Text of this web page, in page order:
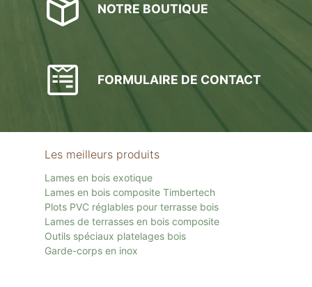
NOTRE BOUTIQUE
FORMULAIRE DE CONTACT
Les meilleurs produits
Lames en bois exotique
Lames en bois composite Timbertech
Plots PVC réglables pour terrasse bois
Lames de terrasses en bois composite
Outils spéciaux platelages bois
Garde-corps en inox